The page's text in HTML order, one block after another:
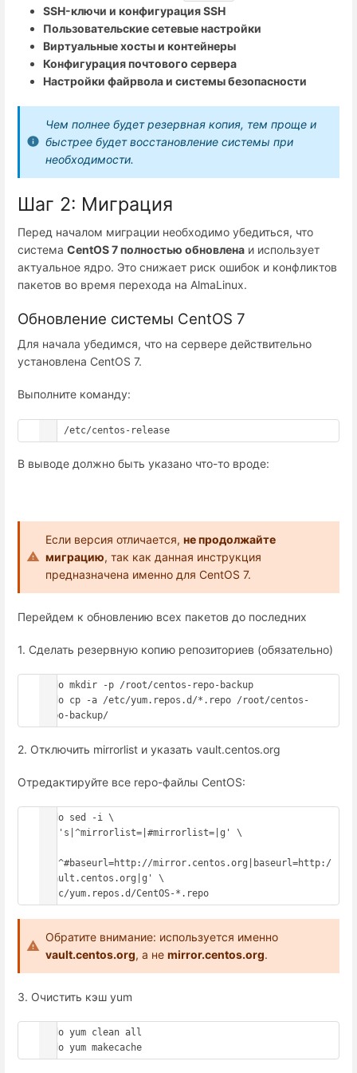
SSH-ключи и конфигурация SSH
Пользовательские сетевые настройки
Виртуальные хосты и контейнеры
Конфигурация почтового сервера
Настройки файрвола и системы безопасности
Чем полнее будет резервная копия, тем проще и
быстрее будет восстановление системы при
необходимости.
Шаг 2: Миграция
Перед началом миграции необходимо убедиться, что
система CentOS 7 полностью обновлена и использует
актуальное ядро. Это снижает риск ошибок и конфликтов
пакетов во время перехода на AlmaLinux.
Обновление системы CentOS 7
Для начала убедимся, что на сервере действительно
установлена CentOS 7.
Выполните команду:
cat /etc/centos-release
В выводе должно быть указано что-то вроде:
Если версия отличается, не продолжайте
миграцию, так как данная инструкция
предназначена именно для CentOS 7.
Перейдем к обновлению всех пакетов до последних
1. Сделать резервную копию репозиториев (обязательно)
sudo mkdir -p /root/centos-repo-backup
sudo cp -a /etc/yum.repos.d/*.repo /root/centos-
repo-backup/
2. Отключить mirrorlist и указать vault.centos.org
Отредактируйте все repo-файлы CentOS:
sudo sed -i \
-e 's|^mirrorlist=|#mirrorlist=|g' \
's|^#baseurl=http://mirror.centos.org|baseurl=http:/
/vault.centos.org|g' \
/etc/yum.repos.d/CentOS-*.repo
Обратите внимание: используется именно
vault.centos.org, а не mirror.centos.org.
3. Очистить кэш yum
sudo yum clean all
sudo yum makecache